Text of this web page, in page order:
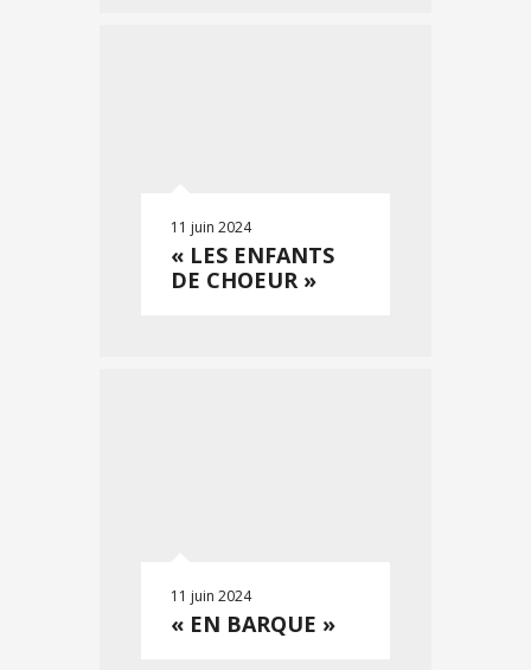
11 juin 2024
« LES ENFANTS
DE CHOEUR »
11 juin 2024
« EN BARQUE »